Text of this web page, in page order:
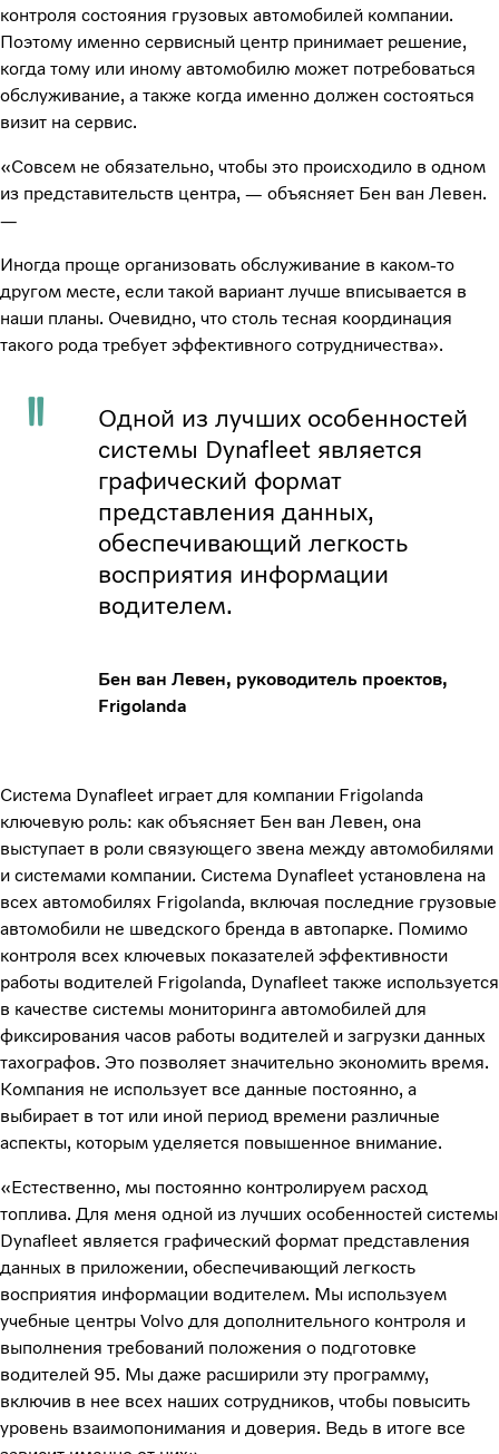
контроля состояния грузовых автомобилей компании.
Поэтому именно сервисный центр принимает решение,
когда тому или иному автомобилю может потребоваться
обслуживание, а также когда именно должен состояться
визит на сервис.
«Совсем не обязательно, чтобы это происходило в одном
из представительств центра, — объясняет Бен ван Левен.
—
Иногда проще организовать обслуживание в каком-то
другом месте, если такой вариант лучше вписывается в
наши планы. Очевидно, что столь тесная координация
такого рода требует эффективного сотрудничества».
Одной из лучших особенностей
системы Dynafleet является
графический формат
представления данных,
обеспечивающий легкость
восприятия информации
водителем.
Бен ван Левен, руководитель проектов,
Frigolanda
Система Dynafleet играет для компании Frigolanda
ключевую роль: как объясняет Бен ван Левен, она
выступает в роли связующего звена между автомобилями
и системами компании. Система Dynafleet установлена на
всех автомобилях Frigolanda, включая последние грузовые
автомобили не шведского бренда в автопарке. Помимо
контроля всех ключевых показателей эффективности
работы водителей Frigolanda, Dynafleet также используется
в качестве системы мониторинга автомобилей для
фиксирования часов работы водителей и загрузки данных
тахографов. Это позволяет значительно экономить время.
Компания не использует все данные постоянно, а
выбирает в тот или иной период времени различные
аспекты, которым уделяется повышенное внимание.
«Естественно, мы постоянно контролируем расход
топлива. Для меня одной из лучших особенностей системы
Dynafleet является графический формат представления
данных в приложении, обеспечивающий легкость
восприятия информации водителем. Мы используем
учебные центры Volvo для дополнительного контроля и
выполнения требований положения о подготовке
водителей 95. Мы даже расширили эту программу,
включив в нее всех наших сотрудников, чтобы повысить
уровень взаимопонимания и доверия. Ведь в итоге все